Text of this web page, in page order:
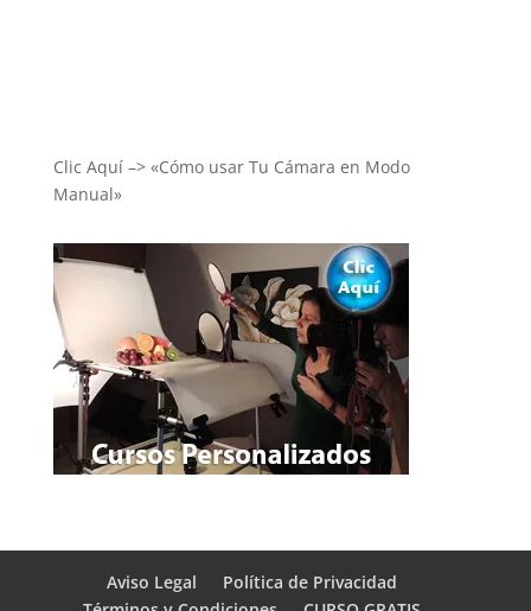
Clic Aquí –> «Cómo usar Tu Cámara en Modo
Manual»
Aviso Legal
Política de Privacidad